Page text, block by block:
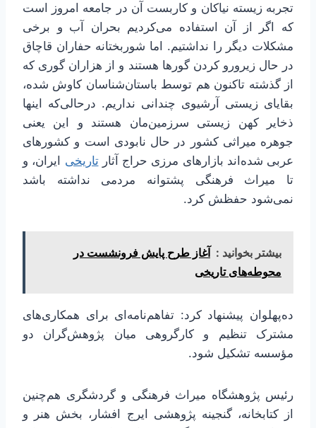
تجربه زیسته نیاکان و کاربست آن در جامعه امروز است
که اگر از آن استفاده می‌کردیم بحران آب و برخی
مشکلات دیگر را نداشتیم. اما شوربختانه حفاران قاچاق
در حال زیرورو کردن گورها هستند و از هزاران گوری که
از گذشته تاکنون هم توسط باستان‌شناسان کاوش شده،
بقایای زیستی آرشیوی چندانی نداریم. درحالی‌که اینها
ذخایر کهن زیستی سرزمین‌مان هستند و این یعنی
جوهره میراثی کشور در حال نابودی است و کشورهای
عربی شده‌اند بازارهای مرزی حراج آثارتاریخی ایران، و
تا میراث فرهنگی پشتوانه مردمی نداشته باشد
نمی‌شود حفظش کرد.
بیشتر بخوانید : آغاز طرح پایش فرونشست در
محوطه‌های تاریخی
ده‌پهلوان پیشنهاد کرد: تفاهم‌نامه‌ای برای همکاری‌های
مشترک تنظیم و کارگروهی میان پژوهش‌گران دو
مؤسسه تشکیل شود.
رئیس پژوهشگاه میراث فرهنگی و گردشگری هم‌چنین
از کتابخانه، گنجینه پژوهشی ایرج افشار، بخش هنر و